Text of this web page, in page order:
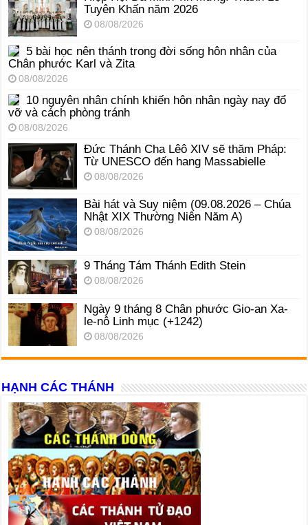
Tuyên Khấn năm 2026
08/08/2026
5 bài học nên thánh trong đời sống hôn nhân của
Chân phước Karl và Zita
08/08/2026
10 nguyên nhân chính khiến hôn nhân ngày nay đổ
vỡ và cách phòng tránh
08/08/2026
Đức Thánh Cha Lêô XIV sẽ thăm Pháp:
Từ UNESCO đến hang Massabielle
08/08/2026
Bài hát và Suy niệm (09.08.2026 – Chúa
Nhật XIX Thường Niên Năm A)
08/08/2026
9 Tháng Tám Thánh Edith Stein
08/08/2026
Ngày 9 tháng 8 Chân phước Gio-an Xa-
le-nô Linh mục (+1242)
08/08/2026
HẠNH CÁC THÁNH